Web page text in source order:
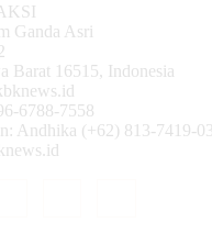
Ganda Asri
Barat 16515, Indonesia
6788-7558
Andhika (+62) 813-7419-